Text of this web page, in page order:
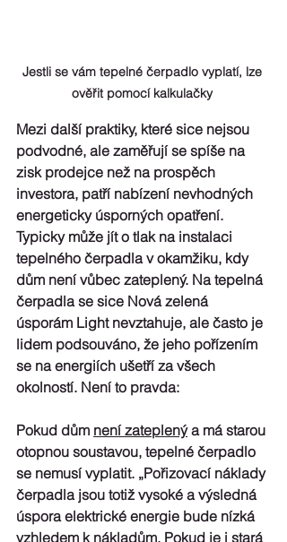
Jestli se vám tepelné čerpadlo vyplatí, lze
ověřit pomocí kalkulačky
Mezi další praktiky, které sice nejsou
podvodné, ale zaměřují se spíše na
zisk prodejce než na prospěch
investora, patří nabízení nevhodných
energeticky úsporných opatření.
Typicky může jít o tlak na instalaci
tepelného čerpadla v okamžiku, kdy
dům není vůbec zateplený. Na tepelná
čerpadla se sice Nová zelená
úsporám Light nevztahuje, ale často je
lidem podsouváno, že jeho pořízením
se na energiích ušetří za všech
okolností. Není to pravda:
Pokud dům není zateplený a má starou
otopnou soustavou, tepelné čerpadlo
se nemusí vyplatit. „Pořizovací náklady
čerpadla jsou totiž vysoké a výsledná
úspora elektrické energie bude nízká
vzhledem k nákladům. Pokud je i stará